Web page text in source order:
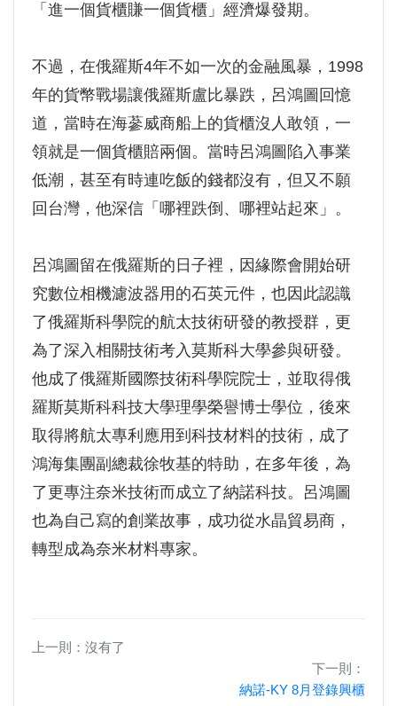
「進一個貨櫃賺一個貨櫃」經濟爆發期。
不過，在俄羅斯4年不如一次的金融風暴，1998
年的貨幣戰場讓俄羅斯盧比暴跌，呂鴻圖回憶
道，當時在海蔘威商船上的貨櫃沒人敢領，一
領就是一個貨櫃賠兩個。當時呂鴻圖陷入事業
低潮，甚至有時連吃飯的錢都沒有，但又不願
回台灣，他深信「哪裡跌倒、哪裡站起來」。
呂鴻圖留在俄羅斯的日子裡，因緣際會開始研
究數位相機濾波器用的石英元件，也因此認識
了俄羅斯科學院的航太技術研發的教授群，更
為了深入相關技術考入莫斯科大學參與研發。
他成了俄羅斯國際技術科學院院士，並取得俄
羅斯莫斯科科技大學理學榮譽博士學位，後來
取得將航太專利應用到科技材料的技術，成了
鴻海集團副總裁徐牧基的特助，在多年後，為
了更專注奈米技術而成立了納諾科技。呂鴻圖
也為自己寫的創業故事，成功從水晶貿易商，
轉型成為奈米材料專家。
上一則：沒有了
下一則：
納諾-KY 8月登錄興櫃